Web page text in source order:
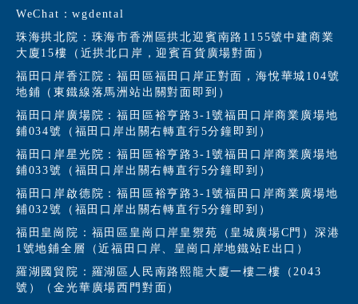
WeChat：wgdental
珠海拱北院：珠海市香洲區拱北迎賓南路1155號中建商業
大廈15樓（近拱北口岸，迎賓百貨廣場對面）
福田口岸香江院：福田區福田口岸正對面，海悅華城104號
地鋪（東鐵線落馬洲站出關對面即到）
福田口岸廣場院：福田區裕亨路3-1號福田口岸商業廣場地
鋪034號（福田口岸出關右轉直行5分鐘即到）
福田口岸星光院：福田區裕亨路3-1號福田口岸商業廣場地
鋪033號（福田口岸出關右轉直行5分鐘即到）
福田口岸啟德院：福田區裕亨路3-1號福田口岸商業廣場地
鋪032號（福田口岸出關右轉直行5分鐘即到）
福田皇崗院：福田區皇崗口岸皇禦苑（皇城廣場C門）深港
1號地鋪全層（近福田口岸、皇崗口岸地鐵站E出口）
羅湖國貿院：羅湖區人民南路熙龍大廈一樓二樓（2043
號）（金光華廣場西門對面）